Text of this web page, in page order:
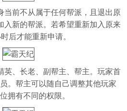
当前不从属于任何帮派，且退出原
入新的帮派。若希望重新加入原来
后才能重新申请。
英、长老、副帮主、帮主。玩家首
。帮主可以随自己调整其他玩家
拥有不同的权限。